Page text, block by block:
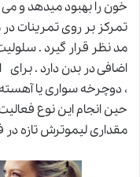
خون را بهبود میدهد و
تمرکز بر روی تمرینات
مد نظر قرار گیرد .
اضافی در بدن دارد . برای
، دوچرخه سواری یا
مقداری لیموترش تازه